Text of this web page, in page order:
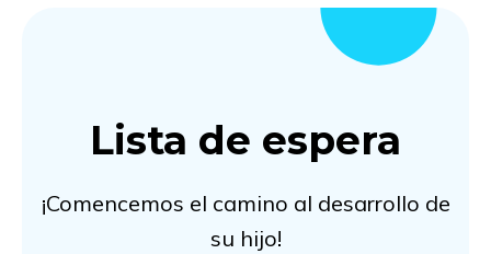
Lista de espera
¡Comencemos el camino al desarrollo de
su hijo!